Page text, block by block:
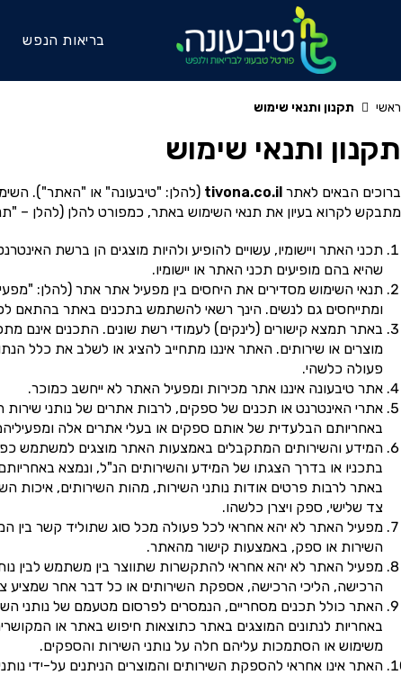
בריאות הנפש
ראשי תקנון ותנאי שימוש
תקנון ותנאי שימוש
ברוכים הבאים לאתר tivona.co.il (להלן: "טיבעונה" או "האתר").
מתבקש לקרוא בעיון את תנאי השימוש באתר, כמפורט להלן (להלן –
תכני האתר ויישומיו, עשויים להופיע ולהיות מוצגים הן ברשת
שהיא בהם מופיעים תכני האתר או יישומיו.
תנאי השימוש מסדירים את היחסים בין מפעיל אתר אתר (להלן:
ומתייחסים גם לנשים. הינך רשאי להשתמש בתכנים באתר בהתאם
באתר תמצא קישורים (לינקים) לעמודי רשת שונים. התכנים אינם
מוצרים או שירותים. האתר איננו מתחייב להציג או לשלב את כלל
פעולה כלשהי.
אתר טיבעונה איננו אתר מכירות ומפעיל האתר לא ייחשב כמוכר.
אתרי האינטרנט או תכנים של ספקים, לרבות אתרים של נותני
באחריותם הבלעדית של אותם ספקים או בעלי אתרים אלה
המידע והשירותים המתקבלים באמצעות האתר מוצגים למשתמש
בתכניו או בדרך הצגתו של המידע והשירותים הנ"ל, ונמצא
באתר לרבות פרטים אודות נותני השירות, מהות השירותים, איכות
צד שלישי, ספק ויצרן כלשהו.
מפעיל האתר לא יהא אחראי לכל פעולה מכל סוג שתוליד קשר בין
השירות או ספק, באמצעות קישור מהאתר.
מפעיל האתר לא יהא אחראי להתקשרות שתווצר בין משתמש לבין
הרכישה, הליכי הרכישה, אספקת השירותים או כל דבר אחר שמציע
האתר כולל תכנים מסחריים, הנמסרים לפרסום מטעמם של נותני
באחריות לנתונים המוצגים באתר כתוצאות חיפוש באתר או
משימוש או הסתמכות עליהם חלה על נותני השירות והספקים.
האתר אינו אחראי להספקת השירותים והמוצרים הניתנים על-ידי